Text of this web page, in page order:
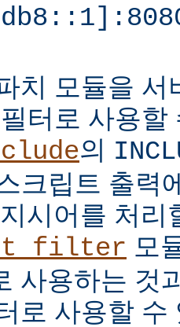
치 모듈을
터로 사용할
의
크립트 출력
시어를 처리
모
사용하는 것
로 사용할 수